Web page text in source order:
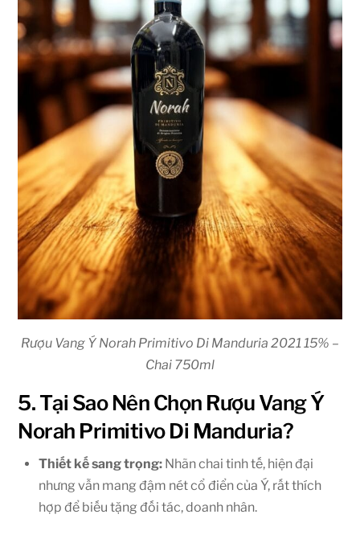
Rượu Vang Ý Norah Primitivo Di Manduria 2021 15% –
Chai 750ml
5. Tại Sao Nên Chọn Rượu Vang Ý
Norah Primitivo Di Manduria?
Thiết kế sang trọng: Nhãn chai tinh tế, hiện đại
nhưng vẫn mang đậm nét cổ điển của Ý, rất thích
hợp để biếu tặng đối tác, doanh nhân.